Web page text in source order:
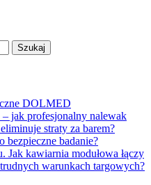
DOLMED
jak profesjonalny nalewak
straty za barem?
bezpieczne badanie?
Jak kawiarnia modułowa łączy
warunkach targowych?